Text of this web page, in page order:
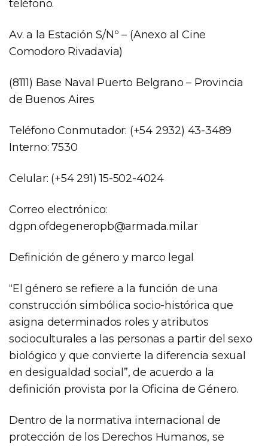
teléfono.
Av. a la Estación S/Nº – (Anexo al Cine
Comodoro Rivadavia)
(8111) Base Naval Puerto Belgrano – Provincia
de Buenos Aires
Teléfono Conmutador: (+54 2932) 43-3489
Interno: 7530
Celular: (+54 291) 15-502-4024
Correo electrónico:
dgpn.ofdegeneropb@armada.mil.ar
Definición de género y marco legal
“El género se refiere a la función de una
construcción simbólica socio-histórica que
asigna determinados roles y atributos
socioculturales a las personas a partir del sexo
biológico y que convierte la diferencia sexual
en desigualdad social”, de acuerdo a la
definición provista por la Oficina de Género.
Dentro de la normativa internacional de
protección de los Derechos Humanos, se